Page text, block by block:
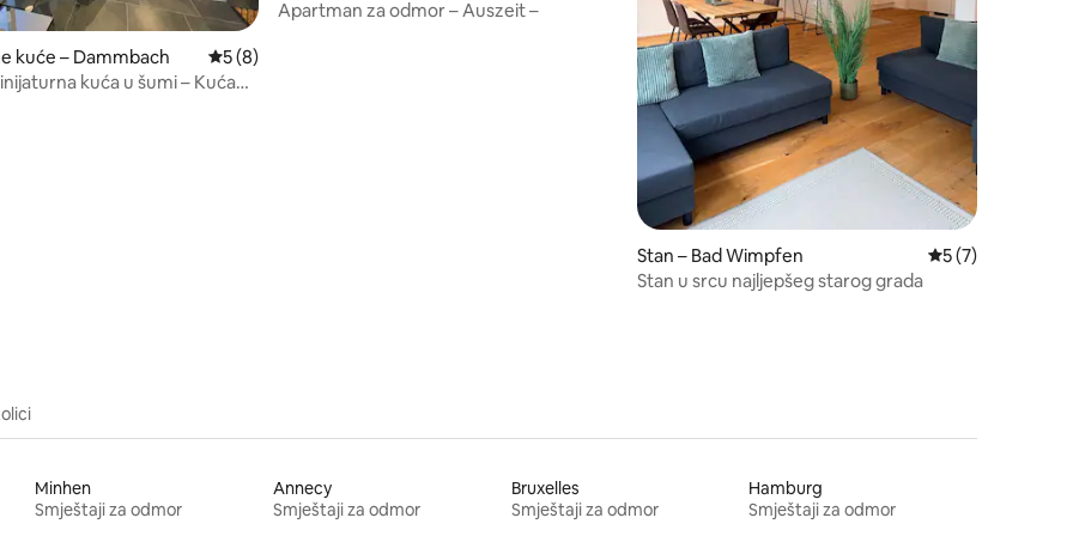
5, recenzija: 7
kuće – Dammbach Prosječna ocjena: 5/5, recenzija: 8
5 (8)
kuća u šumi – Kuća
Apartman za odmor – Auszeit –
Stan – Bad Wimpfen Prosječna
5 (7)
Stan u srcu najljepšeg starog grada
Minhen
Smještaji za odmor
Annecy
Smještaji za odmor
Bruxelles
Smještaji za odmor
Hamburg
Smještaji za odmor